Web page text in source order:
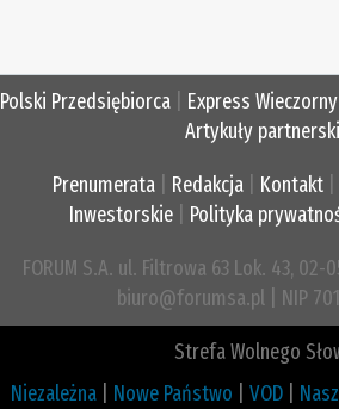
Polski Przedsiębiorca Express Wieczorny
Artykuły
Prenumerata Redakcja Kontakt
Inwestorskie| Polityka
FORUM S.A. ul. Filtrowa 63 Lok. 43,
biuro@forumsa.pl | NIP
Strefa Wolnego
Niezależna
Nowe Państwo VOD